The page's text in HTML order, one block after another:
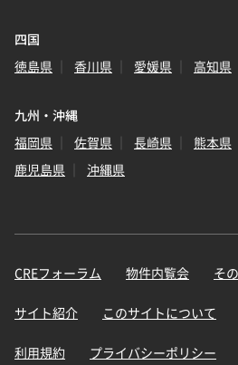
四国
徳島県
香川県 愛媛県 高知県
九州・沖縄
福岡県
佐賀県 長崎県 熊本県
鹿児島県
沖縄県
CREフォーラム 物件内覧会 そ
サイト紹介 このサイトについて
利用規約 プライバシーポリシー